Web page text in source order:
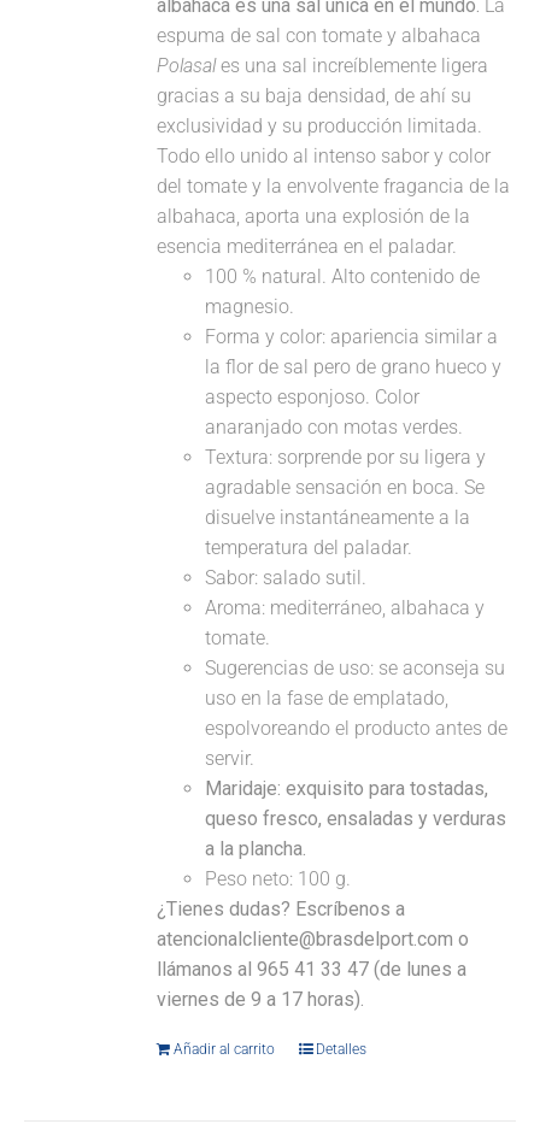
albahaca es una sal única en el mundo. La
espuma de sal con tomate y albahaca
Polasales una sal increíblemente ligera
gracias a su baja densidad, de ahí su
exclusividad y su producción limitada.
Todo ello unido al intenso sabor y color
del tomate y la envolvente fragancia de la
albahaca, aporta una explosión de la
esencia mediterránea en el paladar.
100 % natural. Alto contenido de
magnesio.
Forma y color: apariencia similar a
la flor de sal pero de grano hueco y
aspecto esponjoso. Color
anaranjado con motas verdes.
Textura: sorprende por su ligera y
agradable sensación en boca. Se
disuelve instantáneamente a la
temperatura del paladar.
Sabor: salado sutil.
Aroma: mediterráneo, albahaca y
tomate.
Sugerencias de uso: se aconseja su
uso en la fase de emplatado,
espolvoreando el producto antes de
servir.
Maridaje: exquisito para tostadas,
queso fresco, ensaladas y verduras
a la plancha.
Peso neto: 100 g.
¿Tienes dudas? Escríbenos a
atencionalcliente@brasdelport.com o
llámanos al 965 41 33 47 (de lunes a
viernes de 9 a 17 horas).
Añadir al carrito Detalles